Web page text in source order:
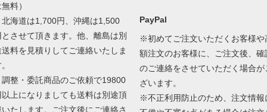
料）
北海道は1,700円、沖縄は1,500
とさせて頂きます。他、離島は別
送料を見積りしてご連絡いたしま
調整・委託商品のご依頼で19800
以上になりましても送料は別途頂
いたします。ご注文後にご連絡さ
PayPal
※初めてご注文いただくお客様や
額注文のお客様に、ご注文後、確
のご連絡をさせていただく場合が
ざいます。
※不正利用防止のため、注文情報